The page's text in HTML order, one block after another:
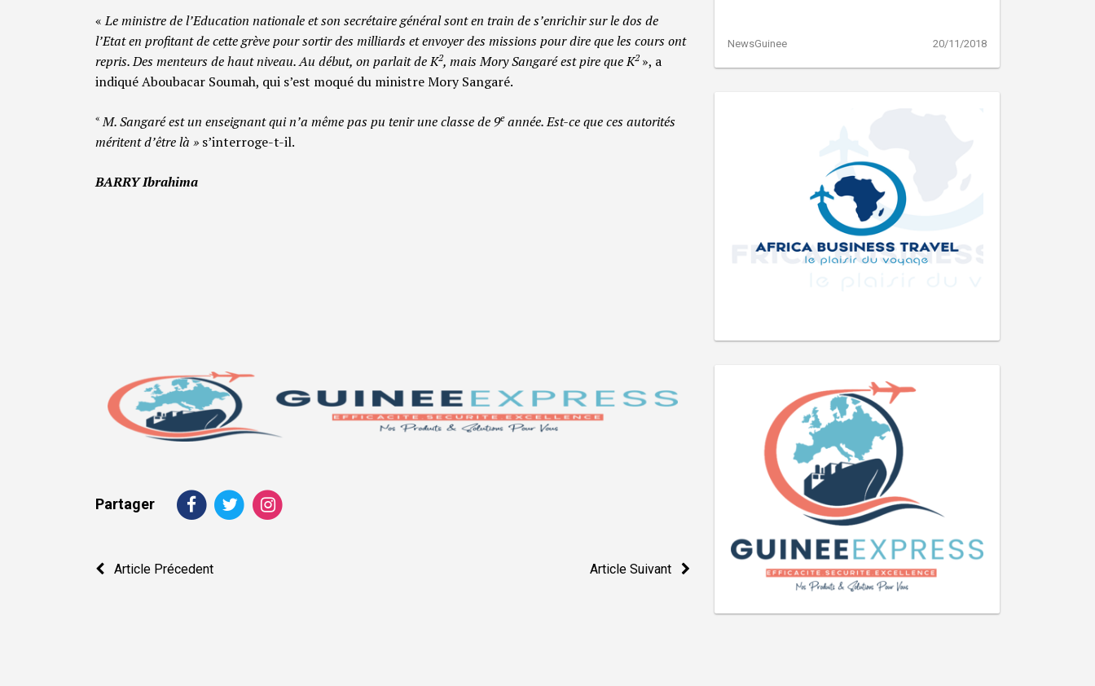
«Le ministre de l’Education nationale et son secrétaire général sont en train de s’enrichir sur le dos de
l’Etat en profitant de cette grève pour sortir des milliards et envoyer des missions pour dire que les cours ont
repris. Des menteurs de haut niveau. Au début, on parlait de K2, mais Mory Sangaré est pire que K2 », a
indiqué Aboubacar Soumah, qui s’est moqué du ministre Mory Sangaré.
« M. Sangaré est un enseignant qui n’a même pas pu tenir une classe de 9eannée. Est-ce que ces autorités
méritent d’être là » s’interroge-t-il.
BARRY Ibrahima
Partager
Navigation
Article Précedent Article Suivant
NewsGuinee 20/11/2018